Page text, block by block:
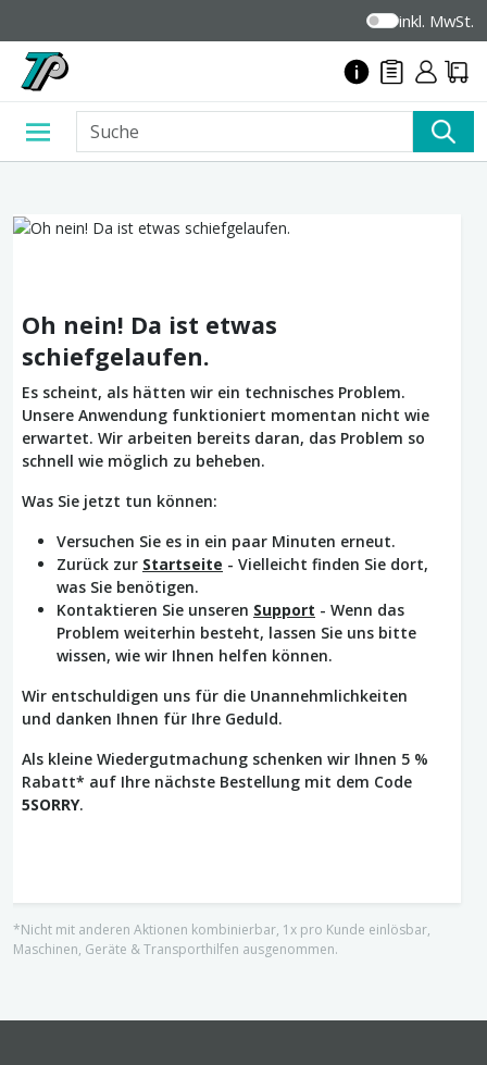
inkl. MwSt.
Oh nein! Da ist etwas
schiefgelaufen.
Es scheint, als hätten wir ein technisches Problem.
Unsere Anwendung funktioniert momentan nicht wie
erwartet. Wir arbeiten bereits daran, das Problem so
schnell wie möglich zu beheben.
Was Sie jetzt tun können:
Versuchen Sie es in ein paar Minuten erneut.
Zurück zur Startseite - Vielleicht finden Sie dort,
was Sie benötigen.
Kontaktieren Sie unseren Support - Wenn das
Problem weiterhin besteht, lassen Sie uns bitte
wissen, wie wir Ihnen helfen können.
Wir entschuldigen uns für die Unannehmlichkeiten
und danken Ihnen für Ihre Geduld.
Als kleine Wiedergutmachung schenken wir Ihnen 5 %
Rabatt* auf Ihre nächste Bestellung mit dem Code
5SORRY.
*Nicht mit anderen Aktionen kombinierbar, 1x pro Kunde einlösbar,
Maschinen, Geräte & Transporthilfen ausgenommen.